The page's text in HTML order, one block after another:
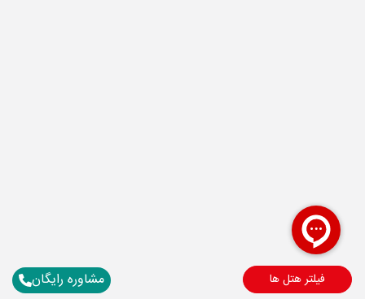
فیلتر هتل ها مشاوره رایگان